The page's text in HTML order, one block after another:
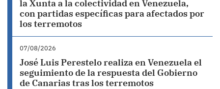
la Xunta a la colectividad en Venezuela,
con partidas específicas para afectados por
los terremotos
07/08/2026
José Luis Perestelo realiza en Venezuela el
seguimiento de la respuesta del Gobierno
de Canarias tras los terremotos